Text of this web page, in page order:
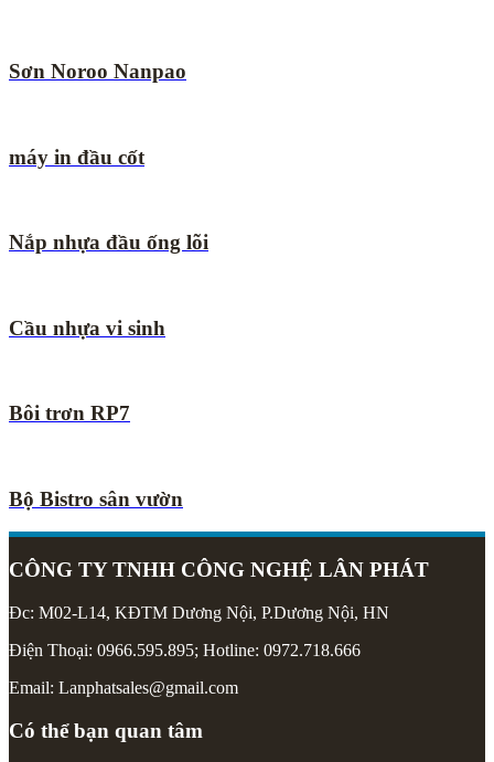
Sơn Noroo Nanpao
máy in đầu cốt
Nắp nhựa đầu ống lõi
Cầu nhựa vi sinh
Bôi trơn RP7
Bộ Bistro sân vườn
CÔNG TY TNHH CÔNG NGHỆ LÂN PHÁT
Đc: M02-L14, KĐTM Dương Nội, P.Dương Nội, HN
Điện Thoại: 0966.595.895; Hotline: 0972.718.666
Email: Lanphatsales@gmail.com
Có thể bạn quan tâm